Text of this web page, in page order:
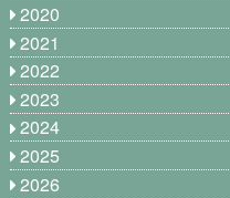
2020
2021
2022
2023
2024
2025
2026